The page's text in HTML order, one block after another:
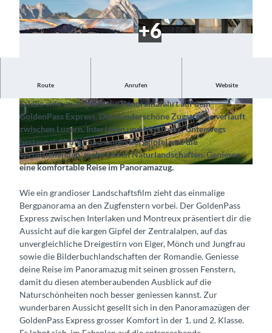
© CC-BY-SA
© CC-BY-SA
Route Anrufen Website
Reise bequem mit dem Zug in das Herzen der Schweiz
Erlebe eine unvergessliche Panoramafahrt auf dem
GoldenPass Express. Die wunderschöne Zugstrecke verläuft
zwischen Luzern, Interlaken und Montreux. Unterwegs
bestaunst du die imposanten Berggipfel und die
vorbeziehenden, malerischen Naturlandschaften. Geniesse
eine komfortable Reise im Panoramazug.
Wie ein grandioser Landschaftsfilm zieht das einmalige
Bergpanorama an den Zugfenstern vorbei. Der GoldenPass
Express zwischen Interlaken und Montreux präsentiert dir die
Aussicht auf die kargen Gipfel der Zentralalpen, auf das
unvergleichliche Dreigestirn von Eiger, Mönch und Jungfrau
sowie die Bilderbuchlandschaften der Romandie. Geniesse
deine Reise im Panoramazug mit seinen grossen Fenstern,
damit du diesen atemberaubenden Ausblick auf die
Naturschönheiten noch besser geniessen kannst. Zur
wunderbaren Aussicht gesellt sich in den Panoramazügen der
GoldenPass Express grosser Komfort in der 1. und 2. Klasse.